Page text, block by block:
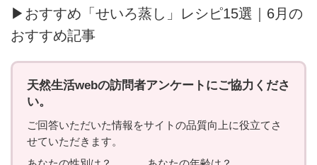
▶おすすめ「せいろ蒸し」レシピ15選｜6月の
おすすめ記事